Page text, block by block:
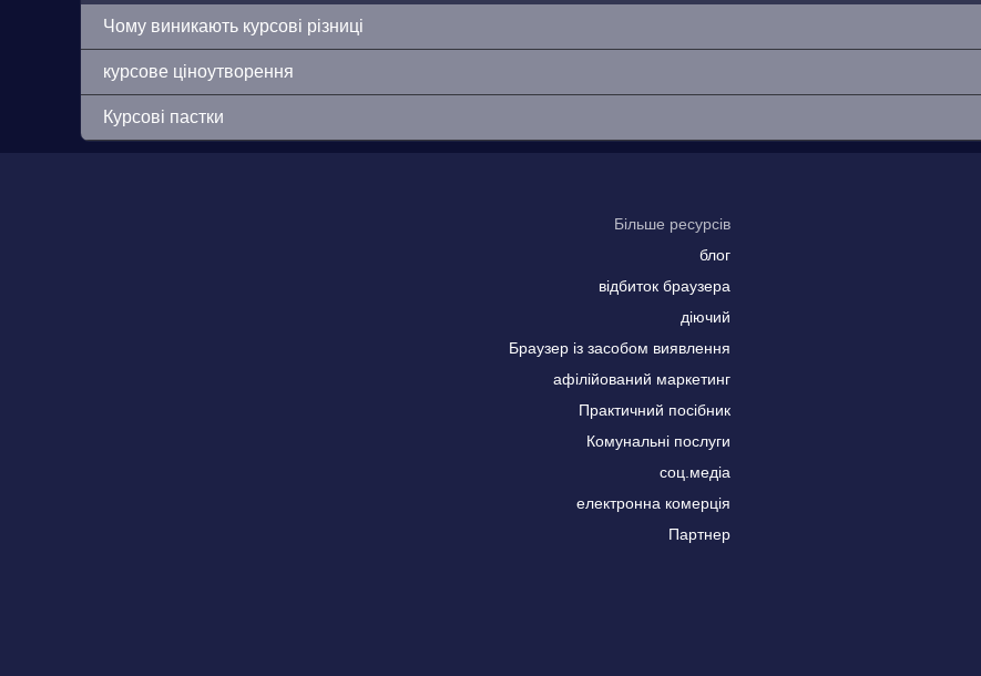
Чому виникають курсові різниці
курсове ціноутворення
Курсові пастки
Більше ресурсів
блог
відбиток браузера
діючий
Браузер із засобом виявлення
афілійований маркетинг
Практичний посібник
Комунальні послуги
соц.медіа
електронна комерція
Партнер